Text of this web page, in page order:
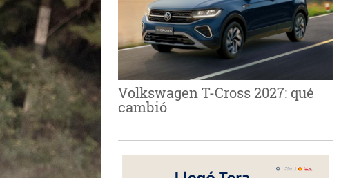
Volkswagen T-Cross 2027: qué
cambió